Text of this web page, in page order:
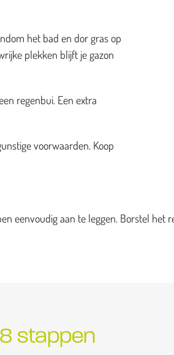
het bad en dor gras op
plekken blijft je gazon
regenbui. Een extra
voorwaarden. Koop
eenvoudig aan te leggen. Borstel het
stappen